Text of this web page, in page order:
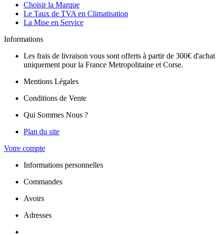
Choisir la Marque
Le Taux de TVA en Climatisation
La Mise en Service
Informations
Les frais de livraison vous sont offerts à partir de 300€ d'achat
uniquement pour la France Metropolitaine et Corse.
Mentions Légales
Conditions de Vente
Qui Sommes Nous ?
Plan du site
Votre compte
Informations personnelles
Commandes
Avoirs
Adresses